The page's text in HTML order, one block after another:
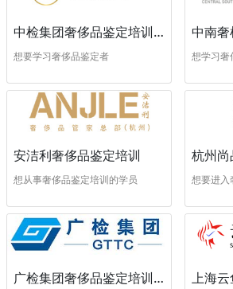
中检集团奢侈品鉴定培训中心
想要学习奢侈品鉴定者
中南奢
想学习奢
安洁利奢侈品鉴定培训
想从事奢侈品鉴定培训的学员 想要进入
广检集团奢侈品鉴定培训中心